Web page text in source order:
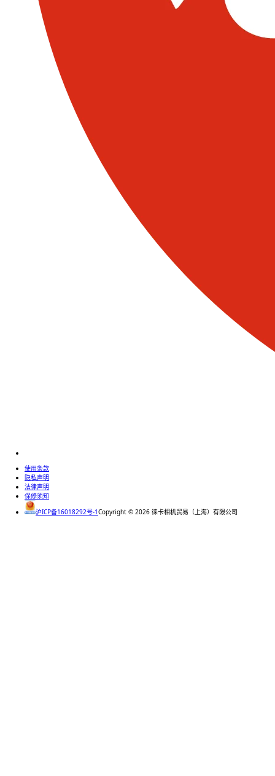
使用条款
隐私声明
法律声明
保修须知
沪ICP备16018292号-1Copyright © 2026 徕卡相机贸易（上海）有限公司